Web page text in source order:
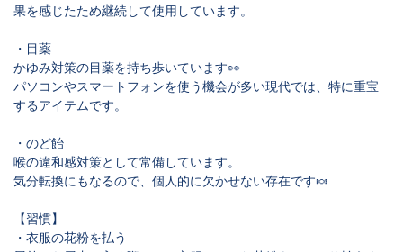
果を感じたため継続して使用しています。
・目薬
かゆみ対策の目薬を持ち歩いています👀
パソコンやスマートフォンを使う機会が多い現代では、特に重宝
するアイテムです。
・のど飴
喉の違和感対策として常備しています。
気分転換にもなるので、個人的に欠かせない存在です🍬
【習慣】
・衣服の花粉を払う